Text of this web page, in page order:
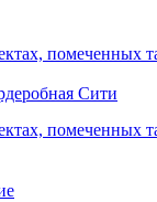
помеченных
Сити
помеченных